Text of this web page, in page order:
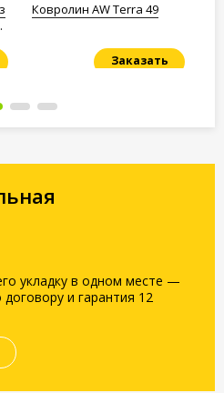
Ковролин AW Terra 49
Заказать
укладку в одном месте —
и гарантия 12